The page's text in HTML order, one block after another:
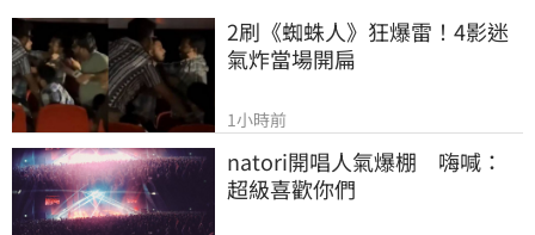
2刷《蜘蛛人》狂爆雷！4影迷
氣炸當場開扁
1小時前
natori開唱人氣爆棚　嗨喊：
超級喜歡你們